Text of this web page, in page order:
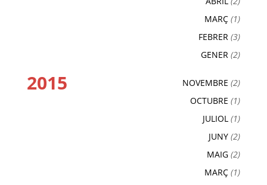
MARÇ (1)
FEBRER (3)
GENER (2)
2015 NOVEMBRE (2)
OCTUBRE (1)
JULIOL (1)
JUNY (2)
MAIG (2)
MARÇ (1)